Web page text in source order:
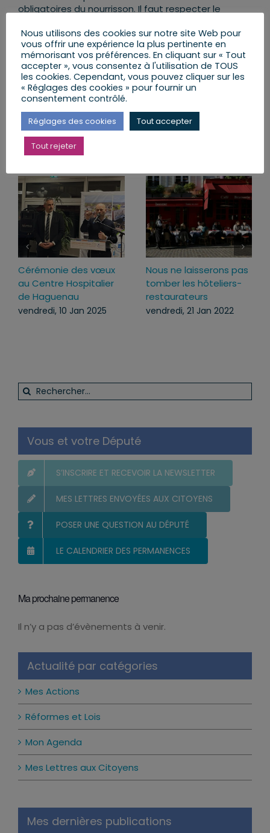
obligatoires du nourrisson. Il faut respecter le
Partager cet article
Facebook
X
Articles similaires
Cérémonie des vœux
au Centre Hospitalier
de Haguenau
vendredi, 10 Jan 2025
Nous ne laisserons pas
tomber les hôteliers-
restaurateurs
vendredi, 21 Jan 2022
Rechercher:
Vous et votre Député
S’INSCRIRE ET RECEVOIR LA NEWSLETTER
MES LETTRES ENVOYÉES AUX CITOYENS
POSER UNE QUESTION AU DÉPUTÉ
LE CALENDRIER DES PERMANENCES
Ma prochaine permanence
Notice
Il n’y a pas d’évènements à venir.
Actualité par catégories
Mes Actions
Réformes et Lois
Mon Agenda
Mes Lettres aux Citoyens
Mes dernières publications
Nous utilisons des cookies sur notre site Web pour
vous offrir une expérience la plus pertinente en
mémorisant vos préférences. En cliquant sur « Tout
accepter », vous consentez à l'utilisation de TOUS
les cookies. Cependant, vous pouvez cliquer sur les
« Réglages des cookies » pour fournir un
consentement contrôlé.
Réglages des cookies Tout accepter
Tout rejeter